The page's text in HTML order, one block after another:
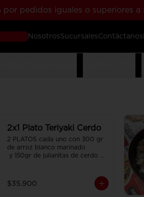
por pedidos iguales o superiores a
NosotrosSucursalesContáctanos
2x1 Plato Teriyaki Cerdo
2 PLATOS cada uno con 300 gr
de arroz blanco marinado
y 150gr de julianitas de cerdo
$35.900